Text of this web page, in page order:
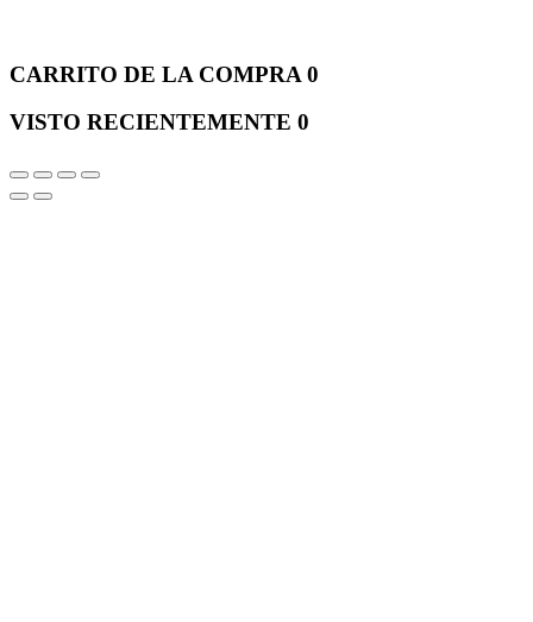
CARRITO DE LA COMPRA 0
VISTO RECIENTEMENTE 0